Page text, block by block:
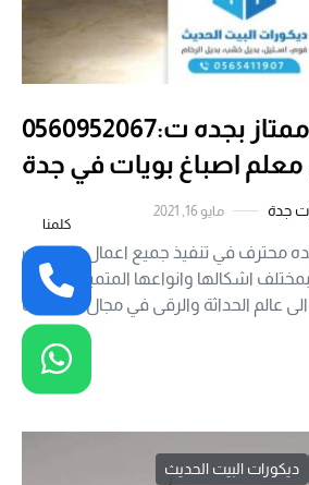
عامل بوية ممتاز بجده ت:0560952067
اصباغ بويات في جدة
جدة مايو 16, 2021
محترف في تنفيذ جميع اعمال الدهانات
اشكالها وانواعها المتميزة الحديثة
عالم الحداثة والرقى في مجال الدهانات
بجدة ,…
ديكورات البيت الحديث
كلمنا